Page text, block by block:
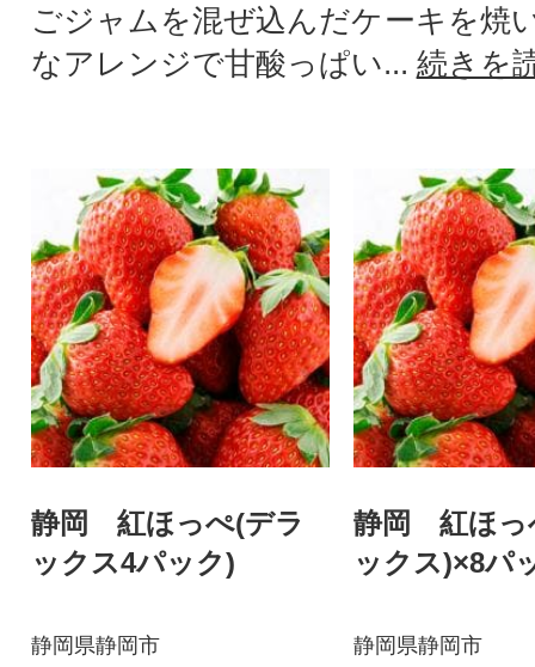
ごジャムを混ぜ込んだケーキを焼
なアレンジで甘酸っぱい... 続きを
静岡 紅ほっぺ(デラ
ックス4パック)
静岡県静岡市
静岡 紅ほっ
ックス)×8パ
静岡県静岡市